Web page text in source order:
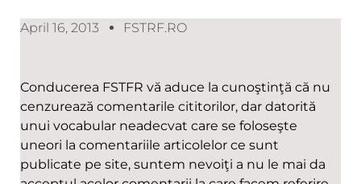
April 16, 2013 FSTRF.RO
Conducerea FSTFR vă aduce la cunoştinţă că nu
cenzurează comentarile cititorilor, dar datorită
unui vocabular neadecvat care se foloseşte
uneori la comentariile articolelor ce sunt
publicate pe site, suntem nevoiţi a nu le mai da